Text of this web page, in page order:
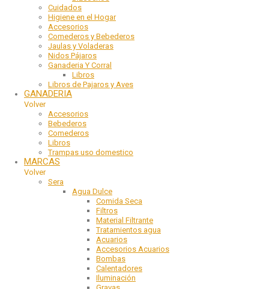
Cuidados
Higiene en el Hogar
Accesorios
Comederos y Bebederos
Jaulas y Voladeras
Nidos Pájaros
Ganaderia Y Corral
Libros
Libros de Pajaros y Aves
GANADERIA
Volver
Accesorios
Bebederos
Comederos
Libros
Trampas uso domestico
MARCAS
Volver
Sera
Agua Dulce
Comida Seca
Filtros
Material Filtrante
Tratamientos agua
Acuarios
Accesorios Acuarios
Bombas
Calentadores
Iluminación